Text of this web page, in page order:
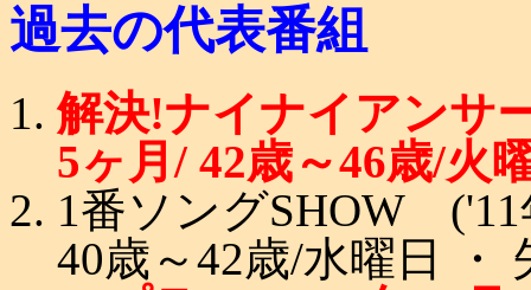
過去の代表番組
解決!ナイナイアンサ
5ヶ月/ 42歳～46歳/火
1番ソングSHOW ('11
40歳～42歳/水曜日 ・